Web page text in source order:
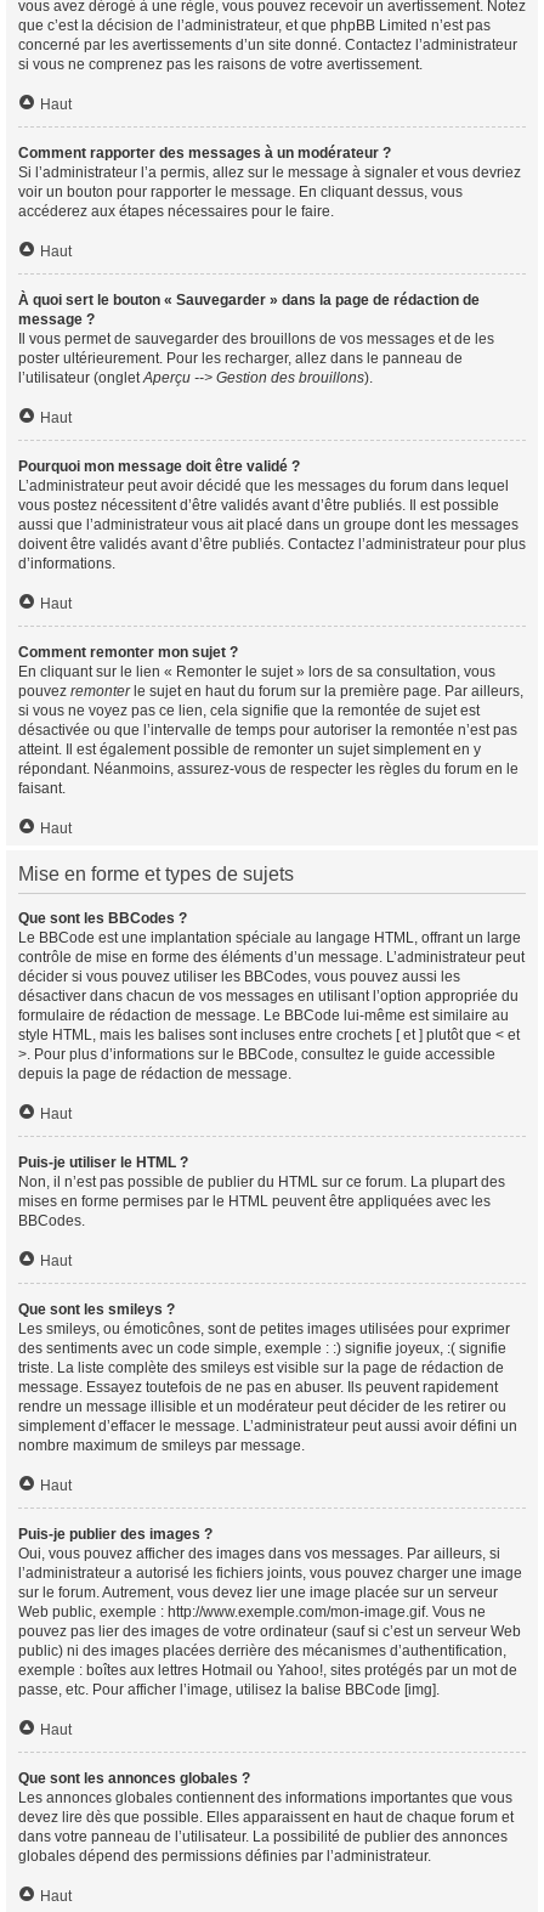
vous avez dérogé à une règle, vous pouvez recevoir un avertissement. Notez
que c’est la décision de l’administrateur, et que phpBB Limited n’est pas
concerné par les avertissements d’un site donné. Contactez l’administrateur
si vous ne comprenez pas les raisons de votre avertissement.
Haut
Comment rapporter des messages à un modérateur ?
Si l’administrateur l’a permis, allez sur le message à signaler et vous devriez
voir un bouton pour rapporter le message. En cliquant dessus, vous
accéderez aux étapes nécessaires pour le faire.
Haut
À quoi sert le bouton « Sauvegarder » dans la page de rédaction de
message ?
Il vous permet de sauvegarder des brouillons de vos messages et de les
poster ultérieurement. Pour les recharger, allez dans le panneau de
l’utilisateur (ongletAperçu --> Gestion des brouillons).
Haut
Pourquoi mon message doit être validé ?
L’administrateur peut avoir décidé que les messages du forum dans lequel
vous postez nécessitent d’être validés avant d’être publiés. Il est possible
aussi que l’administrateur vous ait placé dans un groupe dont les messages
doivent être validés avant d’être publiés. Contactez l’administrateur pour plus
d’informations.
Haut
Comment remonter mon sujet ?
En cliquant sur le lien « Remonter le sujet » lors de sa consultation, vous
pouvez remonterle sujet en haut du forum sur la première page. Par ailleurs,
si vous ne voyez pas ce lien, cela signifie que la remontée de sujet est
désactivée ou que l’intervalle de temps pour autoriser la remontée n’est pas
atteint. Il est également possible de remonter un sujet simplement en y
répondant. Néanmoins, assurez-vous de respecter les règles du forum en le
faisant.
Haut
Mise en forme et types de sujets
Que sont les BBCodes ?
Le BBCode est une implantation spéciale au langage HTML, offrant un large
contrôle de mise en forme des éléments d’un message. L’administrateur peut
décider si vous pouvez utiliser les BBCodes, vous pouvez aussi les
désactiver dans chacun de vos messages en utilisant l’option appropriée du
formulaire de rédaction de message. Le BBCode lui-même est similaire au
style HTML, mais les balises sont incluses entre crochets [ et ] plutôt que < et
>. Pour plus d’informations sur le BBCode, consultez le guide accessible
depuis la page de rédaction de message.
Haut
Puis-je utiliser le HTML ?
Non, il n’est pas possible de publier du HTML sur ce forum. La plupart des
mises en forme permises par le HTML peuvent être appliquées avec les
BBCodes.
Haut
Que sont les smileys ?
Les smileys, ou émoticônes, sont de petites images utilisées pour exprimer
des sentiments avec un code simple, exemple : :) signifie joyeux, :( signifie
triste. La liste complète des smileys est visible sur la page de rédaction de
message. Essayez toutefois de ne pas en abuser. Ils peuvent rapidement
rendre un message illisible et un modérateur peut décider de les retirer ou
simplement d’effacer le message. L’administrateur peut aussi avoir défini un
nombre maximum de smileys par message.
Haut
Puis-je publier des images ?
Oui, vous pouvez afficher des images dans vos messages. Par ailleurs, si
l’administrateur a autorisé les fichiers joints, vous pouvez charger une image
sur le forum. Autrement, vous devez lier une image placée sur un serveur
Web public, exemple : http://www.exemple.com/mon-image.gif. Vous ne
pouvez pas lier des images de votre ordinateur (sauf si c’est un serveur Web
public) ni des images placées derrière des mécanismes d’authentification,
exemple : boîtes aux lettres Hotmail ou Yahoo!, sites protégés par un mot de
passe, etc. Pour afficher l’image, utilisez la balise BBCode [img].
Haut
Que sont les annonces globales ?
Les annonces globales contiennent des informations importantes que vous
devez lire dès que possible. Elles apparaissent en haut de chaque forum et
dans votre panneau de l’utilisateur. La possibilité de publier des annonces
globales dépend des permissions définies par l’administrateur.
Haut